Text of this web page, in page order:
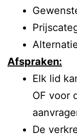
Afspraken:
Elk lid
OF voor
De